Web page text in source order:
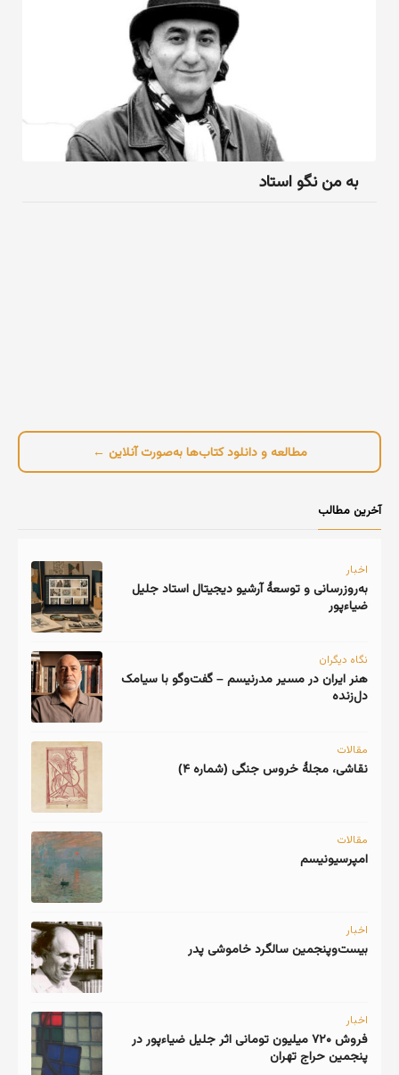
به من نگو استاد
مطالعه و دانلود کتاب‌ها به‌صورت آنلاین ←
آخرین مطالب
اخبار
به‌روزرسانی و توسعهٔ آرشیو دیجیتال استاد جلیل
ضیاءپور
نگاه دیگران
هنر ایران در مسیر مدرنیسم – گفت‌وگو با سیامک
دل‌زنده
مقالات
نقاشی، مجلهٔ خروس جنگی (شماره ۴)
مقالات
امپرسیونیسم
اخبار
اخبار
فروش ۷۲۰ میلیون تومانی اثر جلیل ضیاءپور در
پنجمین حراج تهران